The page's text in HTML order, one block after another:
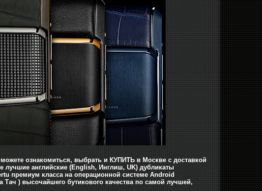
ознакомиться, выбрать и КУПИТЬ в Москве с доставкой
английские (Еnglish, Инглиш, UK) дубликаты
премиум класса на операционной системе Android
) высочайшего бутикового качествапо самой лучшей,